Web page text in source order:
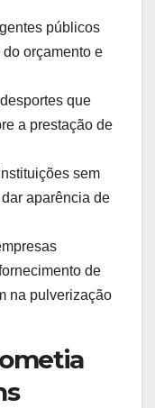
públicos
orçamento e
que
a prestação de
sem
aparência de
de
na pulverização